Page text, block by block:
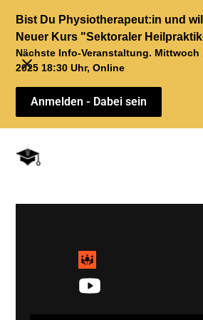
Bist Du Physiotherapeut:in und
Neuer Kurs "Sektoraler
Nächste Info-Veranstaltung. Mittwoch
2025 18:30 Uhr, Online
Anmelden - Dabei sein